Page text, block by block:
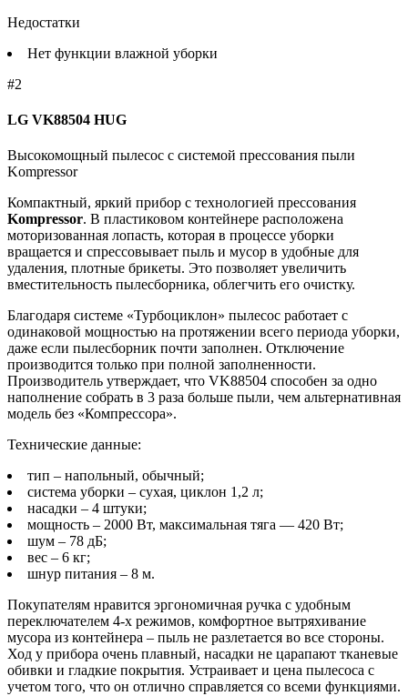
Недостатки
Нет функции влажной уборки
#2
LG VK88504 HUG
Высокомощный пылесос с системой прессования пыли
Kompressor
Компактный, яркий прибор с технологией прессования
Kompressor. В пластиковом контейнере расположена
моторизованная лопасть, которая в процессе уборки
вращается и спрессовывает пыль и мусор в удобные для
удаления, плотные брикеты. Это позволяет увеличить
вместительность пылесборника, облегчить его очистку.
Благодаря системе «Турбоциклон» пылесос работает с
одинаковой мощностью на протяжении всего периода уборки,
даже если пылесборник почти заполнен. Отключение
производится только при полной заполненности.
Производитель утверждает, что VK88504 способен за одно
наполнение собрать в 3 раза больше пыли, чем альтернативная
модель без «Компрессора».
Технические данные:
тип – напольный, обычный;
система уборки – сухая, циклон 1,2 л;
насадки – 4 штуки;
мощность – 2000 Вт, максимальная тяга — 420 Вт;
шум – 78 дБ;
вес – 6 кг;
шнур питания – 8 м.
Покупателям нравится эргономичная ручка с удобным
переключателем 4-х режимов, комфортное вытряхивание
мусора из контейнера – пыль не разлетается во все стороны.
Ход у прибора очень плавный, насадки не царапают тканевые
обивки и гладкие покрытия. Устраивает и цена пылесоса с
учетом того, что он отлично справляется со всеми функциями.